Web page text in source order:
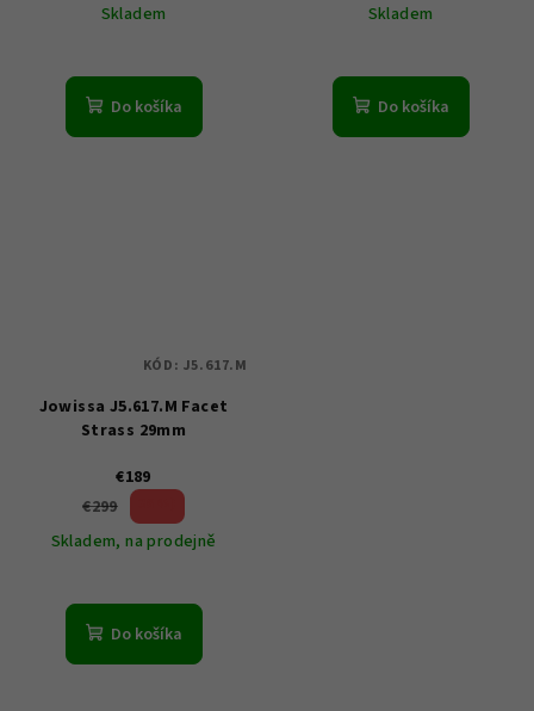
Skladem
Do košíka
Skladem
Do košíka
Jowissa J5.617.M Facet
Strass 29mm
€189
€299
Skladem, na prodejně
Do košíka
KÓD: J5.617.M